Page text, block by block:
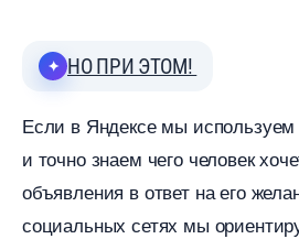
НО ПРИ ЭТОМ!
Если в Яндексе мы используем
и точно знаем чего человек
объявления в ответ на его
социальных сетях мы